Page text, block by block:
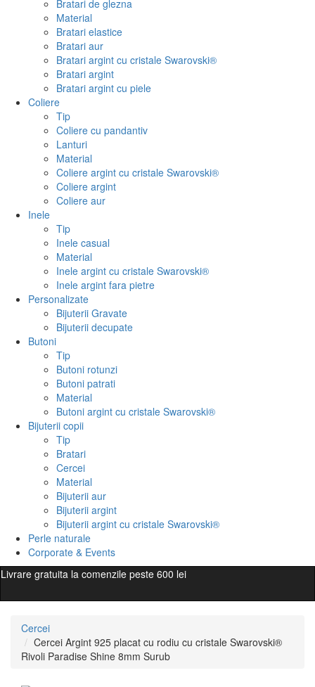
Bratari de glezna
Material
Bratari elastice
Bratari aur
Bratari argint cu cristale Swarovski®
Bratari argint
Bratari argint cu piele
Coliere
Tip
Coliere cu pandantiv
Lanturi
Material
Coliere argint cu cristale Swarovski®
Coliere argint
Coliere aur
Inele
Tip
Inele casual
Material
Inele argint cu cristale Swarovski®
Inele argint fara pietre
Personalizate
Bijuterii Gravate
Bijuterii decupate
Butoni
Tip
Butoni rotunzi
Butoni patrati
Material
Butoni argint cu cristale Swarovski®
Bijuterii copii
Tip
Bratari
Cercei
Material
Bijuterii aur
Bijuterii argint
Bijuterii argint cu cristale Swarovski®
Perle naturale
Corporate & Events
Livrare gratuita la comenzile peste 600 lei
Cercei
Cercei Argint 925 placat cu rodiu cu cristale Swarovski®
Rivoli Paradise Shine 8mm Surub